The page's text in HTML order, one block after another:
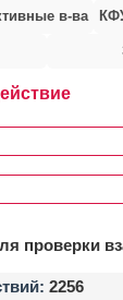
в-ва
проверки
2256